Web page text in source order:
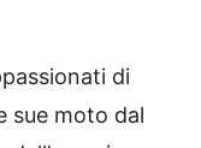
di
sue moto dal